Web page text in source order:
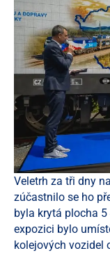
Veletrh za tři dny
zúčastnilo se ho
byla krytá plocha
expozici bylo
kolejových vozidel